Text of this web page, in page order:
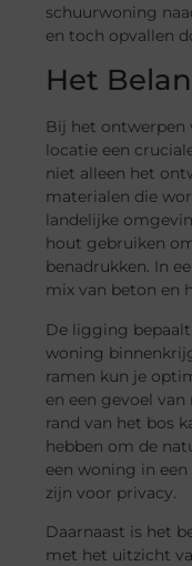
schuurwoning
en toch opvallen
Het
Bij het ontwerpen
locatie een
niet alleen het
materialen die
landelijke
hout gebruiken
benadrukken. In
mix van beton en
De ligging
woning
ramen kun je
en een gevoel
rand van het bos
hebben om de
een woning in
zijn voor privacy.
Daarnaast is het
met het uitzicht